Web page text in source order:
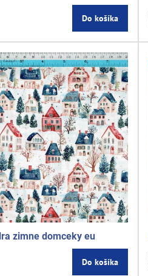
Do košíka
zimne domceky eu
Do košíka